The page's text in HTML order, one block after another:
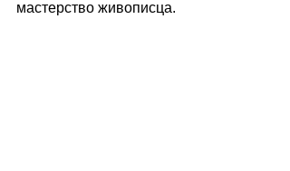
мастерство живописца.